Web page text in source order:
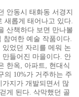
안동시 태화동 서경지
새롭게 태어나고 있다.
산책하다 보면 만나볼
참여한 예술 작품이다.
있었던 자리를 메워 논
들어진 마을이다. 안
한옥, 아파트, 현대식
의 10%가 거주하는 주
지가 개발되면서 많
게 된다. 삭막했던 골